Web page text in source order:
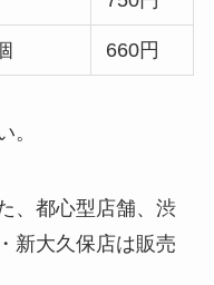
660円
。
、都心型店舗、渋
新大久保店は販売